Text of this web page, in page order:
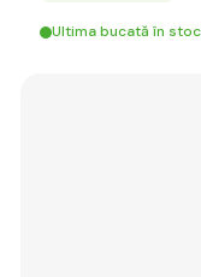
Ultima bucată în stoc